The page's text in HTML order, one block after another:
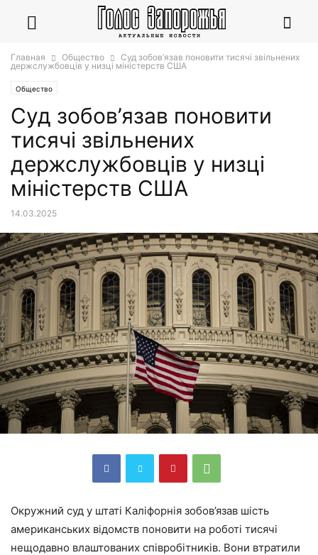
Главная Общество
Суд зобов’язав поновити тисячі звільнених
держслужбовців у низці міністерств США
Общество
Суд зобов’язав поновити
тисячі звільнених
держслужбовців у низці
міністерств США
14.03.2025
Окружний суд у штаті Каліфорнія зобов’язав шість
американських відомств поновити на роботі тисячі
нещодавно влаштованих співробітників. Вони втратили